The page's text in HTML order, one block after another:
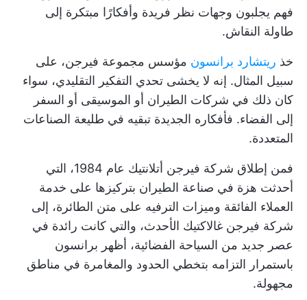
فهم يجلبون وجهات نظر فريدة وأفكارًا مبتكرة إلى
طاولة النقاش.
خذ ريتشارد برانسون مؤسس مجموعة فيرجن، على
سبيل المثال. إنه لا يخشى تحدي التفكير التقليدي، سواء
كان ذلك في شركات الطيران أو الموسيقى أو السفر
إلى الفضاء. فأفكاره الجديدة تبقيه في طليعة الصناعات
المتعددة.
فمن إطلاق شركة فيرجن أتلانتيك عام 1984، التي
أحدثت هزة في صناعة الطيران بتركيزها على خدمة
العملاء الفائقة وميزات الترفيه على متن الطائرة، إلى
شركة فيرجن غالاكتيك الأحدث، والتي كانت رائدة في
عصر جديد من السياحة الفضائية، أظهر برانسون
باستمرار التزامه بتخطي الحدود والمغامرة في مناطق
مجهولة.